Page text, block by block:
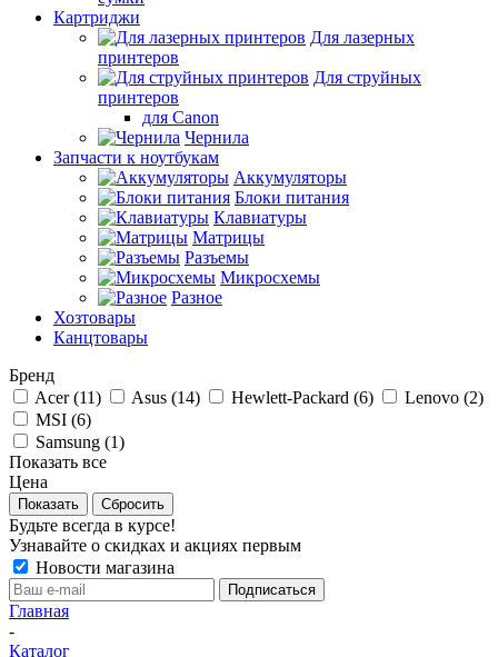
Картриджи
Для лазерных
принтеров
Для струйных
принтеров
для Canon
Чернила
Запчасти к ноутбукам
Аккумуляторы
Блоки питания
Клавиатуры
Матрицы
Разъемы
Микросхемы
Разное
Хозтовары
Канцтовары
Бренд
Acer (11) Asus (14) Hewlett-Packard (6) Lenovo (2)
MSI (6)
Samsung (1)
Показать все
Цена
Сбросить
Будьте всегда в курсе!
Узнавайте о скидках и акциях первым
Новости магазина
Главная
-
Каталог